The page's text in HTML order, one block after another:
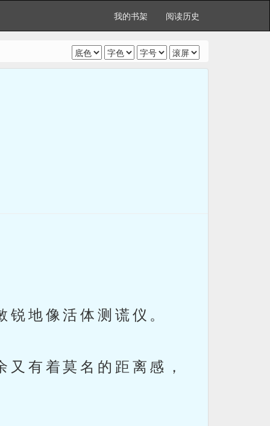
我的书架 阅读历史
地像活体测谎仪。
有着莫名的距离感，